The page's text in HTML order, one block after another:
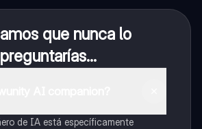
que nunca lo
preguntarías...
de IA está específicamente